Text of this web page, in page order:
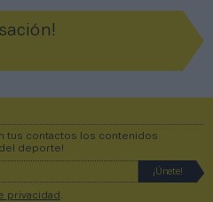
tus contactos los contenidos
deporte!
privacidad .